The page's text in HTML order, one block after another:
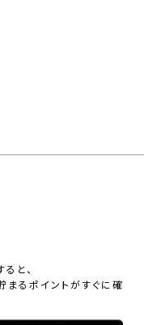
と、
るポイントがすぐに確